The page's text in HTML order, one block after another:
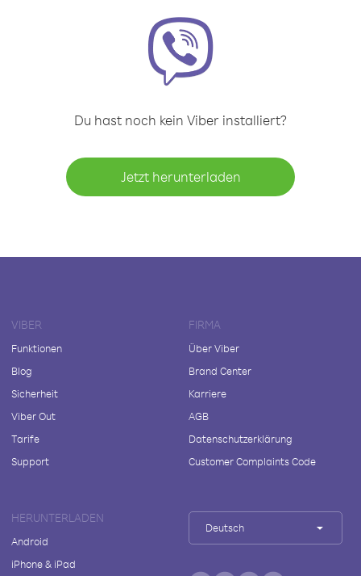
Du hast noch kein Viber installiert?
Jetzt herunterladen
VIBER
Funktionen
Blog
Sicherheit
Viber Out
Tarife
Support
FIRMA
Über Viber
Brand Center
Karriere
AGB
Datenschutzerklärung
Customer Complaints Code
HERUNTERLADEN
Android
iPhone & iPad
Deutsch